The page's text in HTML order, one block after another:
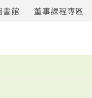
書館 董事課程專區